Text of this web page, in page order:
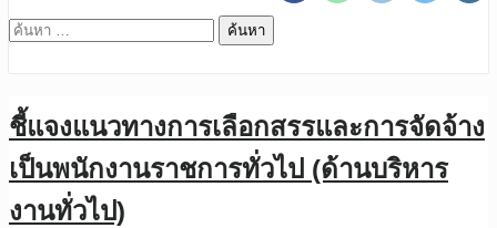
ค้นหา
ชี้แจงแนวทางการเลือกสรรและการจัดจ้าง
เป็นพนักงานราชการทั่วไป (ด้านบริหาร
งานทั่วไป)